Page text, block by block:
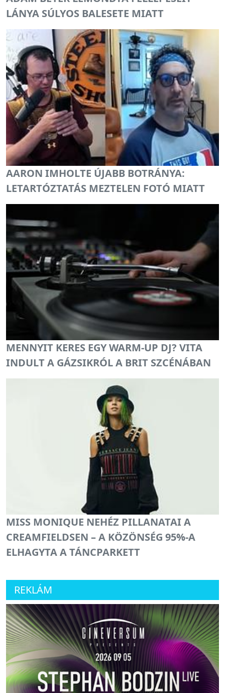
LÁNYA SÚLYOS BALESETE MIATT
AARON IMHOLTE ÚJABB BOTRÁNYA:
LETARTÓZTATÁS MEZTELEN FOTÓ MIATT
MENNYIT KERES EGY WARM-UP DJ? VITA
INDULT A GÁZSIKRÓL A BRIT SZCÉNÁBAN
MISS MONIQUE NEHÉZ PILLANATAI A
CREAMFIELDSEN – A KÖZÖNSÉG 95%-A
ELHAGYTA A TÁNCPARKETT
REKLÁM